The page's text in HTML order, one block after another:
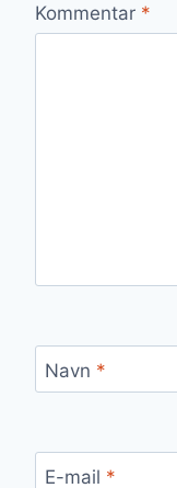
Kommentar *
Navn *
E-mail *